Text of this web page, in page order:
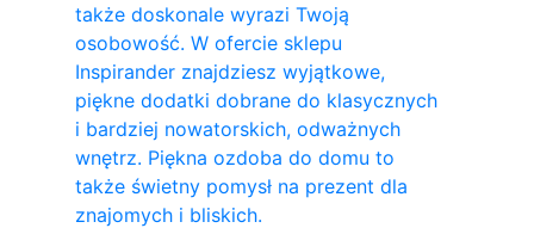
także doskonale wyrazi Twoją
osobowość. W ofercie sklepu
Inspirander znajdziesz wyjątkowe,
piękne dodatki dobrane do klasycznych
i bardziej nowatorskich, odważnych
wnętrz. Piękna ozdoba do domu to
także świetny pomysł na prezent dla
znajomych i bliskich.